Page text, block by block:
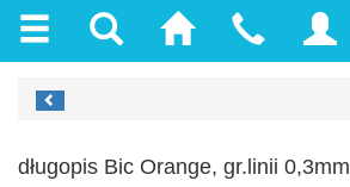
długopis Bic Orange, gr.linii 0,3mm